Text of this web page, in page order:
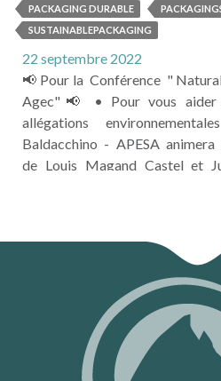
PACKAGING DURABLE
SUSTAINABLEPACKAGING
22 septembre 2022
📢 Pour la Conférence "
Agec"📢 • Pour vous
allégations
Baldacchino - APESA
de Louis Magand Castel et
fondateurs de la marque
transparents : Mastel
contacter Cyril Baldacchino -
LIRE LA SUITE